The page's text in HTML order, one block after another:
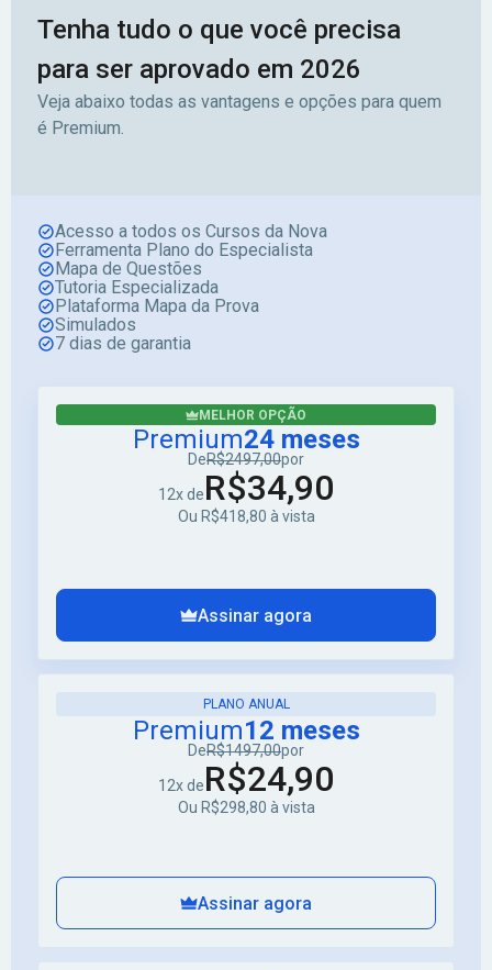
Tenha tudo o que você precisa
para ser aprovado em 2026
Veja abaixo todas as vantagens e opções para quem
é Premium.
Acesso a todos os Cursos da Nova
Ferramenta Plano do Especialista
Mapa de Questões
Tutoria Especializada
Plataforma Mapa da Prova
Simulados
7 dias de garantia
MELHOR OPÇÃO
Premium24 meses
DeR$2497,00por
12x deR$34,90
Ou R$418,80 à vista
Assinar agora
PLANO ANUAL
Premium12 meses
DeR$1497,00por
12x deR$24,90
Ou R$298,80 à vista
Assinar agora